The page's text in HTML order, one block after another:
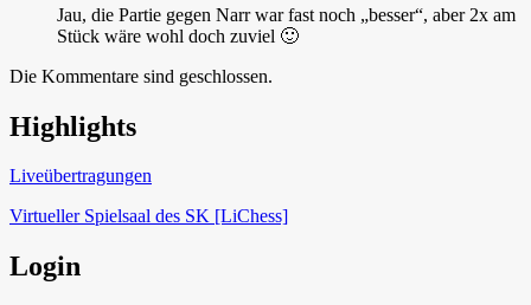
Jau, die Partie gegen Narr war fast noch „besser“, aber 2x am
Stück wäre wohl doch zuviel 🙂
Die Kommentare sind geschlossen.
Schach in Lauffen
Highlights
Liveübertragungen
Virtueller Spielsaal des SK [LiChess]
Login